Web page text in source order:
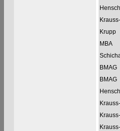
Krupp
MBA
BMAG
BMAG